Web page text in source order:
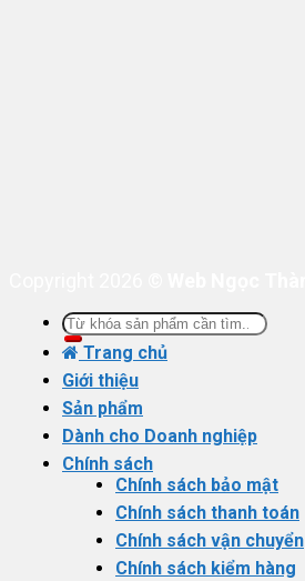
Tìm
kiếm:Trang chủ
Giới thiệu
Sản phẩm
Dành cho Doanh nghiệp
Chính sách
Chính sách bảo mật
Chính sách thanh toán
Chính sách vận chuyển
Chính sách kiểm hàng